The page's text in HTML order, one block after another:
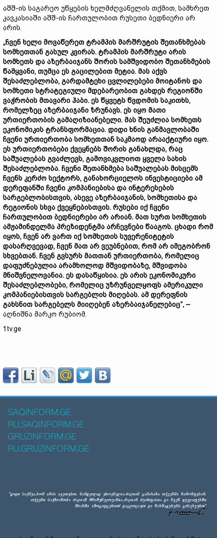
აშშ-ის საგარეო უწყების ხელმძღვანელის თქმით, სამხრეთ
კავკასიაში აშშ-ის ჩართულობით რუსეთი ბედნიერი არ
არის.
„ჩვენ ხელი მოვაწერეთ ტრამპის მარშრუტის შეთანხმებას
სომხეთთან გასულ კვირას. ტრამპის მარშრუტი არის
სომხეთს და აზერბაიჯანს შორის სამშვიდობო შეთანხმების
წამყვანი, თუმცა ეს გაცილებით მეტია. მას აქვს
შესაძლებლობა, გარდამტეხი ცვლილებები მოიტანოს და
სომხეთი სტრატეგიული მდებარეობით გახდეს რეგიონში
ვაჭრობის მთავარი ჰაბი. ეს წყვეტს წვდომის საკითხს,
რომელზეც აზერბაიჯანი ზრუნავს. ეს იყო მათი
ურთიერთობის გამაღიზიანებელი. მას შეუძლია სომხეთს
ეკონომიკის ტრანსფორმაცია. დიდი ხნის განმავლობაში
ჩვენი ურთიერთობა სომხეთთან საკმაოდ არააქტიური იყო.
ეს ურთიერთობები ქვეყნებს შორის განახლდა, რაც
საშუალებას გვაძლევს, გამოვიკვლიოთ ყველა სახის
შესაძლებლობა. ჩვენი შეთანხმება საშუალებას მისცემს
ჩვენს კერძო სექტორს, განახორციელოს ინვესტიციები ამ
დერეფანში ჩვენი კომპანიებისა და ინტერესების
სარგებლობისთვის, ასევე აზერბაიჯანის, სომხეთისა და
რეგიონის სხვა ქვეყნებისთვის. რუსები იქ ჩვენი
ჩართულობით ბედნიერები არ არიან. მათ სურთ სომხეთის
ამჟამინდელმა პრეზიდენტმა არჩევნები წააგოს. ცხადი რომ
იყოს, ჩვენ არ ვართ იქ სომხეთის სუვერენიტეტის
დასარღვევად, ჩვენ მათ არ ვეუბნებით, რომ არ იმეგობრონ
სხვებთან. ჩვენ გვსურს მათთან ურთიერთობა, რომელიც
დაფუძნებულია არამხოლოდ მშვიდობაზე, მშვიდობა
მნიშვნელოვანია. ეს დასაწყისია. ეს არის ეკონომიკური
შესაძლებლობები, რომელიც უზრუნველყოფს ამერიკული
კომპანიებისთვის სარგებლის მიღებას. ამ დერეფნის
გახსნით სარგებელს მიიღებენ აზერბაიჯანელებიც“, –
აღნიშნა მარკო რუბიომ.
1tv.ge
SAQINFORM.GE
RU.SAQINFORM.GE
GRUZINFORM.GE
RU.GRUZINFORM.GE